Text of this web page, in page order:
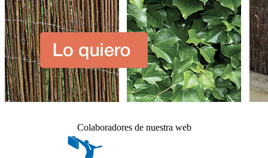
Colaboradores de nuestra web